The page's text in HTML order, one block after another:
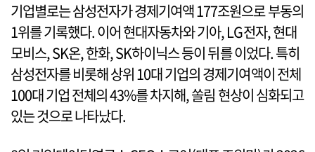
기업별로는 삼성전자가 경제기여액 177조원으로 부동의
1위를 기록했다. 이어 현대자동차와 기아, LG전자, 현대
모비스, SK온, 한화, SK하이닉스 등이 뒤를 이었다. 특히
삼성전자를 비롯해 상위 10대 기업의 경제기여액이 전체
100대 기업 전체의 43%를 차지해, 쏠림 현상이 심화되고
있는 것으로 나타났다.